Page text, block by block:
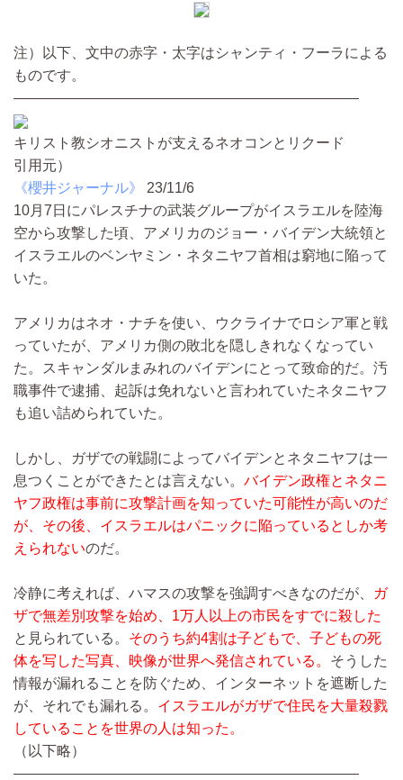
注）以下、文中の赤字・太字はシャンティ・フーラによる
ものです。
————————————————————————
キリスト教シオニストが支えるネオコンとリクード
引用元）
《櫻井ジャーナル》
23/11/6
10月7日にパレスチナの武装グループがイスラエルを陸海
空から攻撃した頃、アメリカのジョー・バイデン大統領と
イスラエルのベンヤミン・ネタニヤフ首相は窮地に陥って
いた。
アメリカはネオ・ナチを使い、ウクライナでロシア軍と戦
っていたが、アメリカ側の敗北を隠しきれなくなってい
た。スキャンダルまみれのバイデンにとって致命的だ。汚
職事件で逮捕、起訴は免れないと言われていたネタニヤフ
も追い詰められていた。
しかし、ガザでの戦闘によってバイデンとネタニヤフは一
息つくことができたとは言えない。 バイデン政権とネタニ
ヤフ政権は事前に攻撃計画を知っていた可能性が高いのだ
が、その後、イスラエルはパニックに陥っているとしか考
えられないのだ。
冷静に考えれば、ハマスの攻撃を強調すべきなのだが、
ガ
ザで無差別攻撃を始め、1万人以上の市民をすでに殺した
と見られている。 そのうち約4割は子どもで、子どもの死
体を写した写真、映像が世界へ発信されている。 そうした
情報が漏れることを防ぐため、インターネットを遮断した
が、それでも漏れる。 イスラエルがガザで住民を大量殺戮
していることを世界の人は知った。
（以下略）
————————————————————————